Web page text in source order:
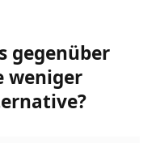
gegenüber
weniger